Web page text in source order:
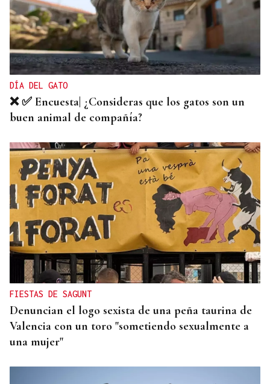
HIDROCARBUROS
La OPEP+ sigue ampliando la oferta de petróleo
para estabilizar el mercado
DÍA DEL GATO
❌ ✅ Encuesta| ¿Consideras que los gatos son un
buen animal de compañía?
FIESTAS DE SAGUNT
Denuncian el logo sexista de una peña taurina de
Valencia con un toro "sometiendo sexualmente a
una mujer"